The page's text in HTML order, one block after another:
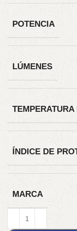
POTENCIA
LÚMENES
ÍNDICE DE
MARCA